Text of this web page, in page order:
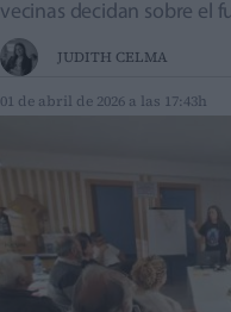
vecinas decidan sobre el
JUDITH CELMA
01 de abril de 2026 a las 17:43h